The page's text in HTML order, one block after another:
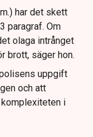
har det skett
paragraf. Om
olaga intrånget
brott, säger hon.
uppgift
och att
i